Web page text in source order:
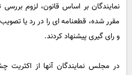
سیاست خارجینمایندگان بر اساس قانون، لزوم
مقرر شده، قطعنامه ای را در رد یا
و رای گیری پیشنهاد کردند.
در مجلس نمایندگان آنها از اکثریت